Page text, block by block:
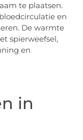
te plaatsen.
en
De warmte
spierweefsel,
en
in